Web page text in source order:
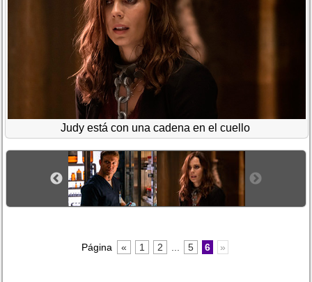
Judy está con una cadena en el cuello
Página « 1 2 5 6 »